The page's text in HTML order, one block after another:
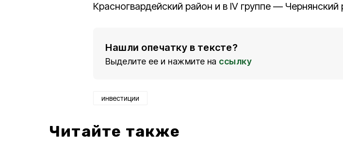
Красногвардейский район и в IV группе — Чернянский
Нашли опечатку в тексте?
Выделите ее и нажмите на ссылку
инвестиции
Читайте также